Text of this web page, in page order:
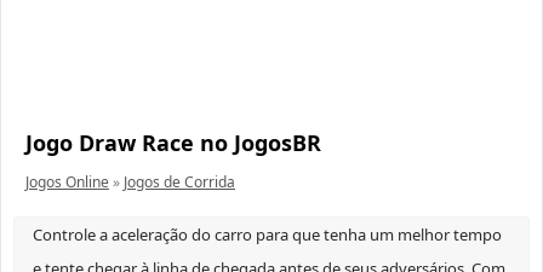
Jogo Draw Race no JogosBR
Jogos Online» Jogos de Corrida
Controle a aceleração do carro para que tenha um melhor tempo